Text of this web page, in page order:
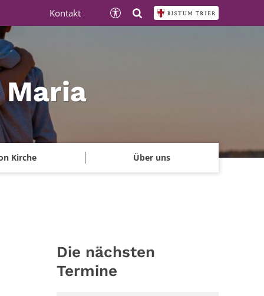
Maria
Kirche Über uns
Kontakt
Die nächsten
Termine